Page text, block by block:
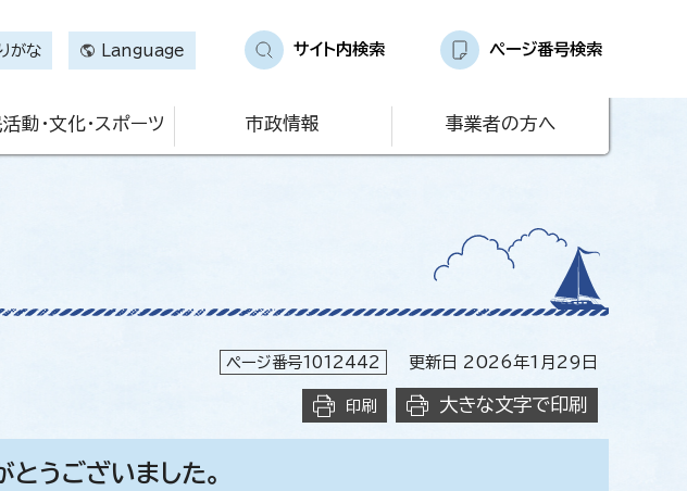
がな Language サイト内検索 ページ番号検索
動・文化・スポーツ 市政情報 事業者の方へ
ページ番号1012442 更新日 2026年1月29日
印刷 大きな文字で印刷
うございました。